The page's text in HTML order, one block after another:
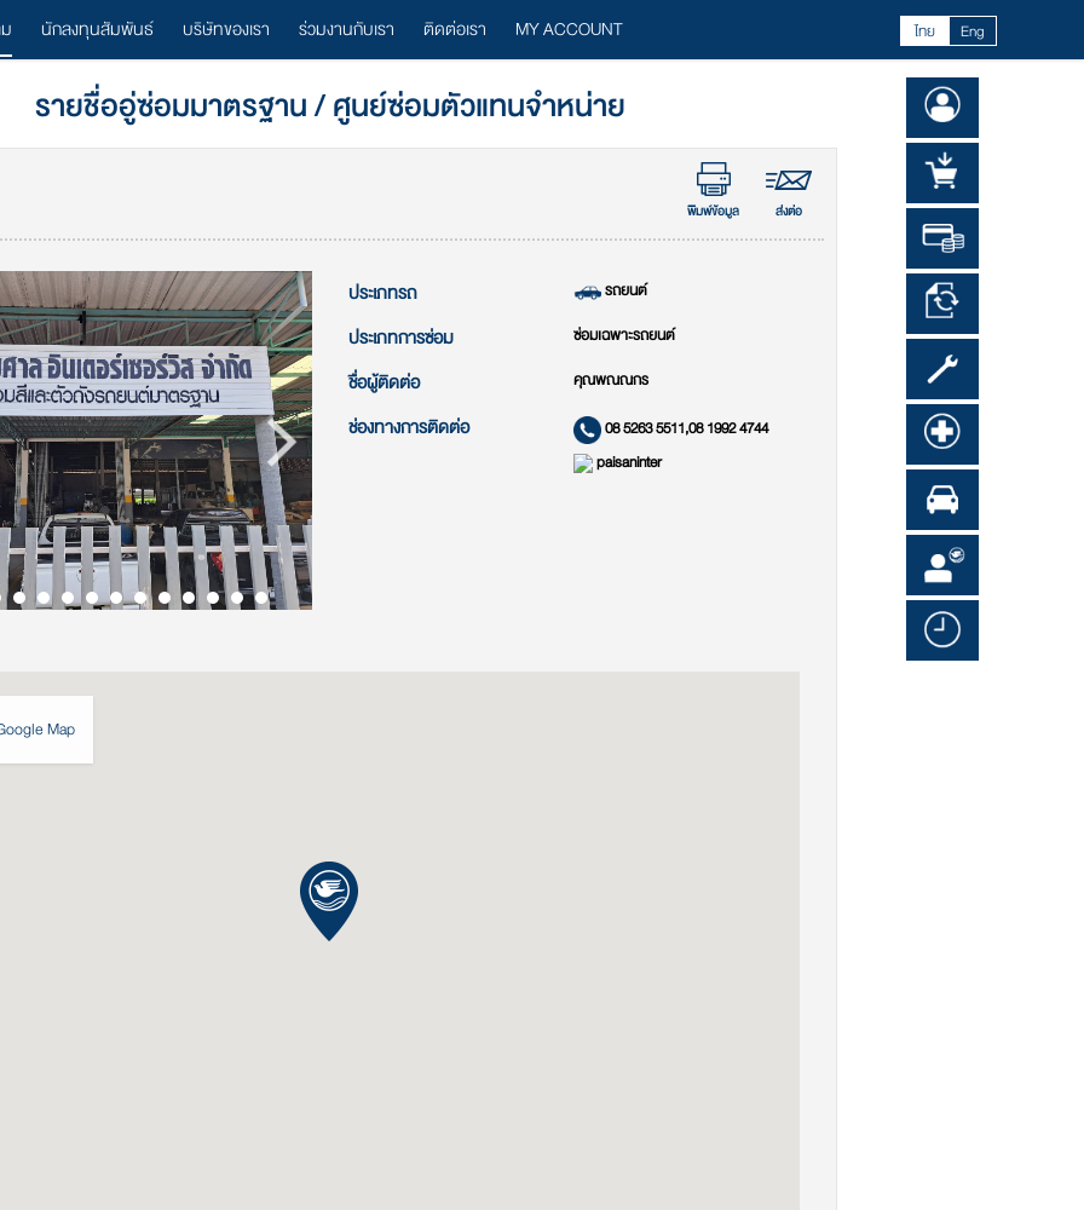
นักลงทุนสัมพันธ์ บริษัทของเรา ร่วมงานกับเรา ติดต่อเรา MY ACCOUNT ไทย Eng
รายชื่ออู่ซ่อมมาตรฐาน / ศูนย์ซ่อมตัวแทนจำหน่าย
พิมพ์ข้อมูล ส่งต่อ
ประเภทรถ รถยนต์
ประเภทการซ่อม ซ่อมเฉพาะรถยนต์
ชื่อผู้ติดต่อ คุณพณณกร
ช่องทางการติดต่อ
08 5263 5511,08 1992 4744
paisaninter
Map